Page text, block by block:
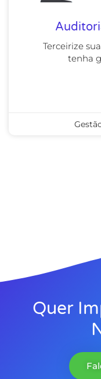
Terceirize
tenha
Quer